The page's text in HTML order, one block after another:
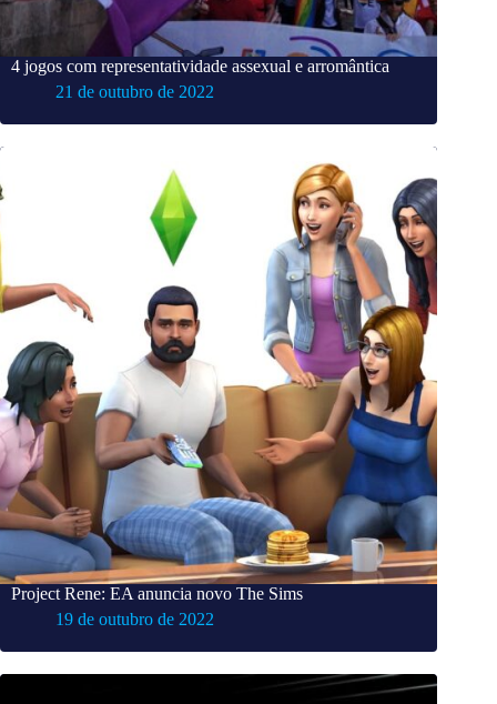
4 jogos com representatividade assexual e arromântica
21 de outubro de 2022
Project Rene: EA anuncia novo The Sims
19 de outubro de 2022